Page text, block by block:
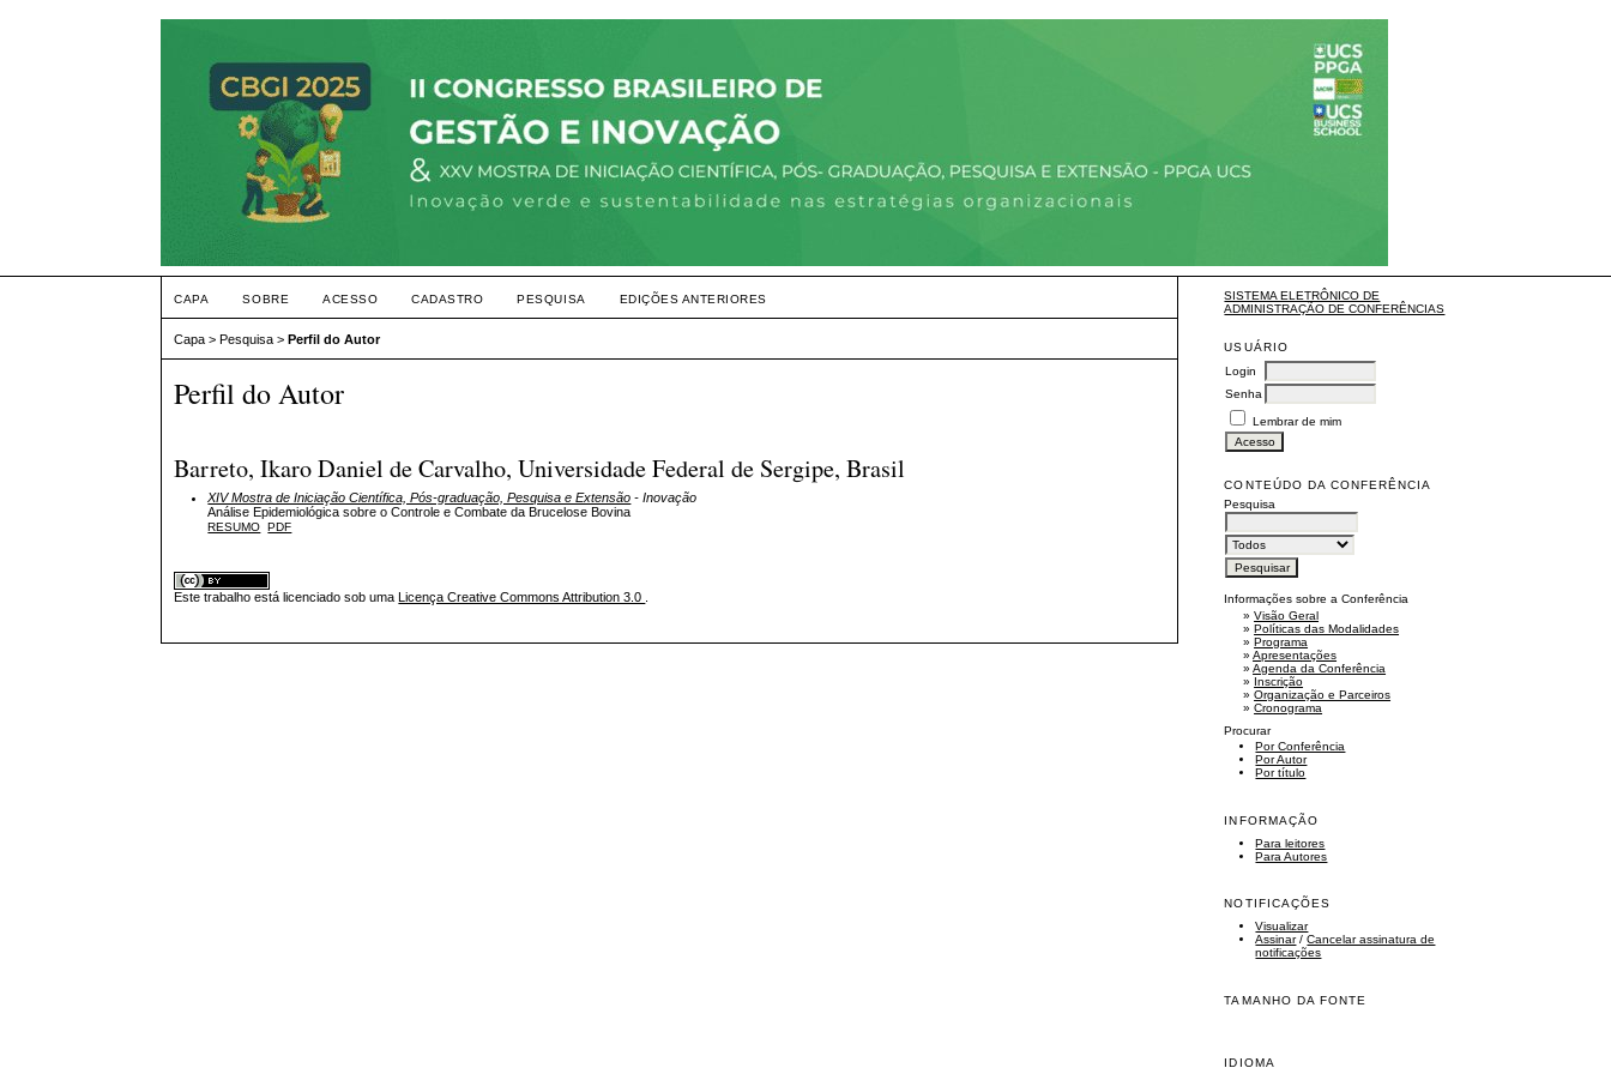
SISTEMA ELETRÔNICO DE
ADMINISTRAÇÃO DE CONFERÊNCIAS
USUÁRIO
Login
Senha
Lembrar de mim
CONTEÚDO DA CONFERÊNCIA
Pesquisa
Informações sobre a Conferência
»Visão Geral
»Políticas das Modalidades
»Programa
»Apresentações
»Agenda da Conferência
» Inscrição
»Organização e Parceiros
»Cronograma
Procurar
Por Conferência
Por Autor
Por título
INFORMAÇÃO
Para leitores
Para Autores
NOTIFICAÇÕES
Visualizar
Assinar/Cancelar assinatura de
notificações
TAMANHO DA FONTE
IDIOMA
CAPA SOBRE ACESSO CADASTRO PESQUISA EDIÇÕES ANTERIORES
Capa >Pesquisa >Perfil do Autor
Perfil do Autor
Barreto, Ikaro Daniel de Carvalho, Universidade Federal de Sergipe, Brasil
XIV Mostra de Iniciação Científica, Pós-graduação, Pesquisa e Extensão - Inovação
Análise Epidemiológica sobre o Controle e Combate da Brucelose Bovina
RESUMO PDF
Este trabalho está licenciado sob uma Licença Creative Commons Attribution 3.0